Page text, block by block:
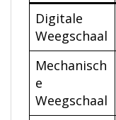
Digitale
Weegschaal
Mechanisch
e
Weegschaal